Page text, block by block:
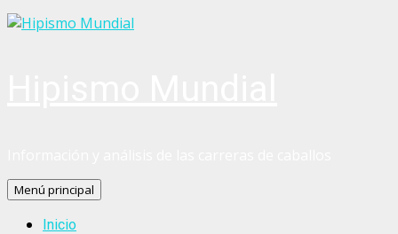
Menú principal
Inicio